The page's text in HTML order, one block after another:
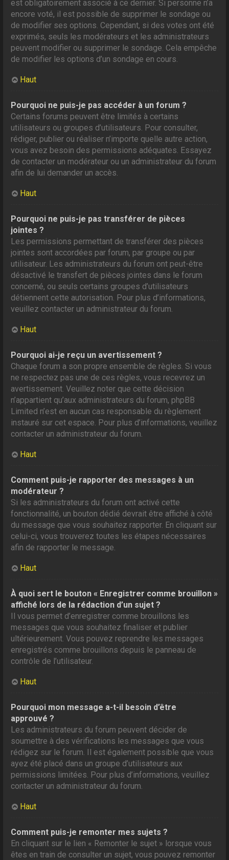
est obligatoirement associé à ce dernier. Si personne n’a
encore voté, il est possible de supprimer le sondage ou
de modifier ses options. Cependant, si des votes ont été
exprimés, seuls les modérateurs et les administrateurs
peuvent modifier ou supprimer le sondage. Cela empêche
de modifier les options d’un sondage en cours.
Haut
Pourquoi ne puis-je pas accéder à un forum ?
Certains forums peuvent être limités à certains
utilisateurs ou groupes d’utilisateurs. Pour consulter,
rédiger, publier ou réaliser n’importe quelle autre action,
vous avez besoin des permissions adéquates. Essayez
de contacter un modérateur ou un administrateur du forum
afin de lui demander un accès.
Haut
Pourquoi ne puis-je pas transférer de pièces
jointes ?
Les permissions permettant de transférer des pièces
jointes sont accordées par forum, par groupe ou par
utilisateur. Les administrateurs du forum ont peut-être
désactivé le transfert de pièces jointes dans le forum
concerné, ou seuls certains groupes d’utilisateurs
détiennent cette autorisation. Pour plus d’informations,
veuillez contacter un administrateur du forum.
Haut
Pourquoi ai-je reçu un avertissement ?
Chaque forum a son propre ensemble de règles. Si vous
ne respectez pas une de ces règles, vous recevrez un
avertissement. Veuillez noter que cette décision
n’appartient qu’aux administrateurs du forum, phpBB
Limited n’est en aucun cas responsable du règlement
instauré sur cet espace. Pour plus d’informations, veuillez
contacter un administrateur du forum.
Haut
Comment puis-je rapporter des messages à un
modérateur ?
Si les administrateurs du forum ont activé cette
fonctionnalité, un bouton dédié devrait être affiché à côté
du message que vous souhaitez rapporter. En cliquant sur
celui-ci, vous trouverez toutes les étapes nécessaires
afin de rapporter le message.
Haut
À quoi sert le bouton « Enregistrer comme brouillon »
affiché lors de la rédaction d’un sujet ?
Il vous permet d’enregistrer comme brouillons les
messages que vous souhaitez finaliser et publier
ultérieurement. Vous pouvez reprendre les messages
enregistrés comme brouillons depuis le panneau de
contrôle de l’utilisateur.
Haut
Pourquoi mon message a-t-il besoin d’être
approuvé ?
Les administrateurs du forum peuvent décider de
soumettre à des vérifications les messages que vous
rédigez sur le forum. Il est également possible que vous
ayez été placé dans un groupe d’utilisateurs aux
permissions limitées. Pour plus d’informations, veuillez
contacter un administrateur du forum.
Haut
Comment puis-je remonter mes sujets ?
En cliquant sur le lien « Remonter le sujet » lorsque vous
êtes en train de consulter un sujet, vous pouvez remonter